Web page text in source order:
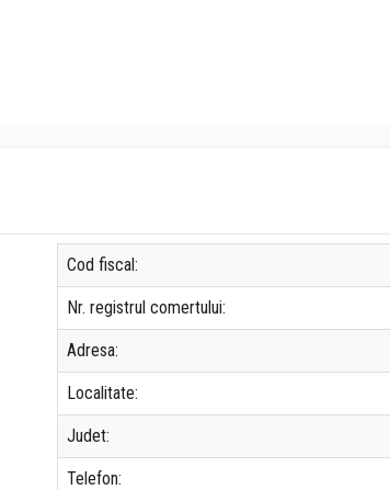
Cod fiscal:
Nr. registrul comertului:
Adresa:
Localitate:
Judet:
Telefon: